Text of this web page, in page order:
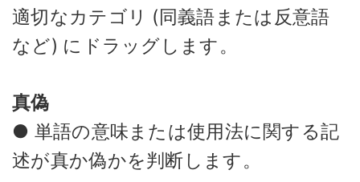
適切なカテゴリ (同義語または反意語
など) にドラッグします。
真偽
● 単語の意味または使用法に関する記
述が真か偽かを判断します。